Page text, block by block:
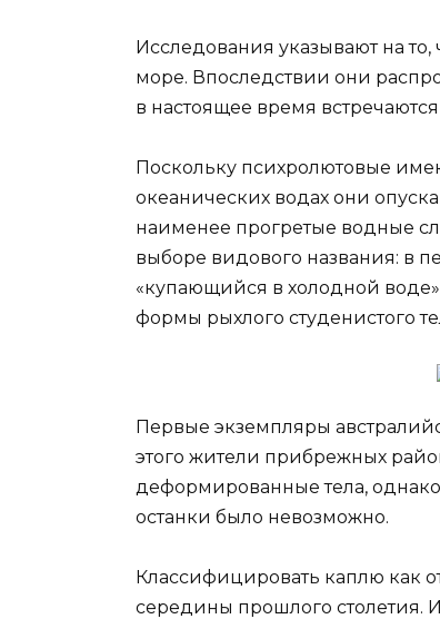
Исследования указывают на
море. Впоследствии они
в настоящее время
Поскольку психролютовые
океанических водах они
наименее прогретые водные
выборе видового названия: в
«купающийся в холодной
формы рыхлого студенистого
Первые экземпляры
этого жители прибрежных
деформированные тела,
останки было невозможно.
Классифицировать каплю как
середины прошлого столетия.